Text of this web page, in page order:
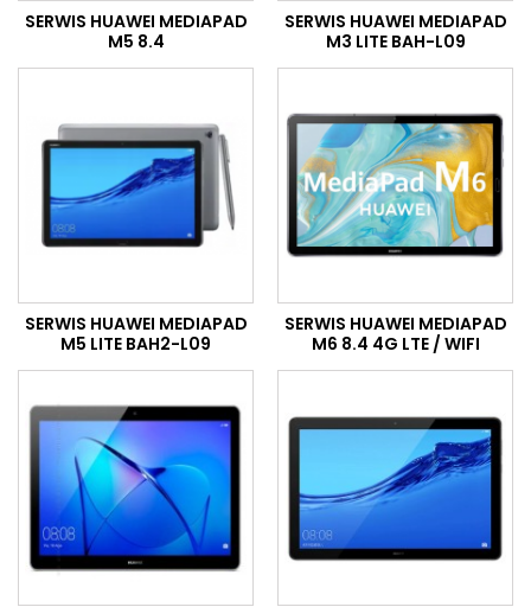
SERWIS HUAWEI MEDIAPAD
M5 8.4
SERWIS HUAWEI MEDIAPAD
M3 LITE BAH-L09
SERWIS HUAWEI MEDIAPAD
M5 LITE BAH2-L09
SERWIS HUAWEI MEDIAPAD
M6 8.4 4G LTE / WIFI